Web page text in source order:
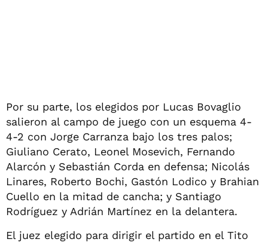
Por su parte, los elegidos por Lucas Bovaglio
salieron al campo de juego con un esquema 4-
4-2 con Jorge Carranza bajo los tres palos;
Giuliano Cerato, Leonel Mosevich, Fernando
Alarcón y Sebastián Corda en defensa; Nicolás
Linares, Roberto Bochi, Gastón Lodico y Brahian
Cuello en la mitad de cancha; y Santiago
Rodríguez y Adrián Martínez en la delantera.
El juez elegido para dirigir el partido en el Tito